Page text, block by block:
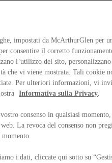
impostati da McArthurGlen per
consentire il corretto
l’utilizzo del sito,
che vi viene mostrata. Tali cookie
Per ulteriori informazioni, vi
Informativa sulla Privacy.
consenso in qualsiasi
La revoca del consenso non
i dati, cliccate qui sotto su